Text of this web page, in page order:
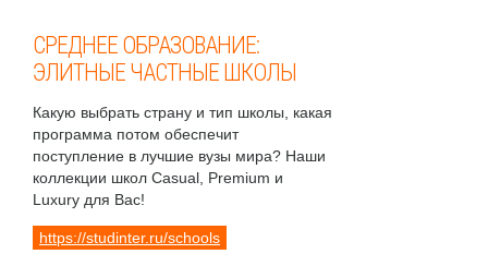
СРЕДНЕЕ ОБРАЗОВАНИЕ:
ЭЛИТНЫЕ ЧАСТНЫЕ ШКОЛЫ
Какую выбрать страну и тип школы, какая
программа потом обеспечит
поступление в лучшие вузы мира? Наши
коллекции школ Casual, Premium и
Luxury для Вас!
https://studinter.ru/schools